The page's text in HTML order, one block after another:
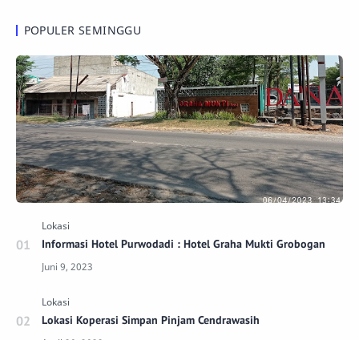
POPULER SEMINGGU
Informasi Hotel Purwodadi : Hotel Graha Mukti Grobogan
Lokasi Koperasi Simpan Pinjam Cendrawasih